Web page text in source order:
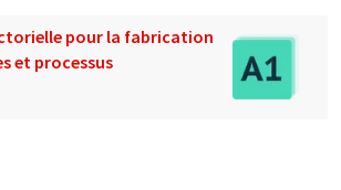
pour la fabrication
et processus